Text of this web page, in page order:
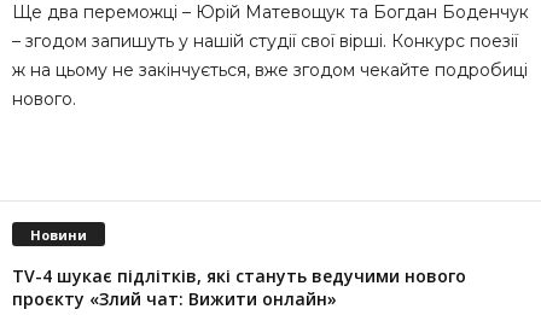
Ще два переможці – Юрій Матевощук та Богдан Боденчук
– згодом запишуть у нашій студії свої вірші. Конкурс поезії
ж на цьому не закінчується, вже згодом чекайте подробиці
нового.
Новини
TV-4 шукає підлітків, які стануть ведучими нового
проєкту «Злий чат: Вижити онлайн»